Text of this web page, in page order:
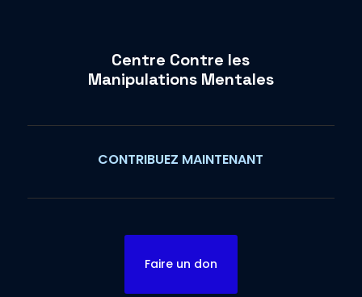
Centre Contre les
Manipulations Mentales
CONTRIBUEZ MAINTENANT
Faire un don